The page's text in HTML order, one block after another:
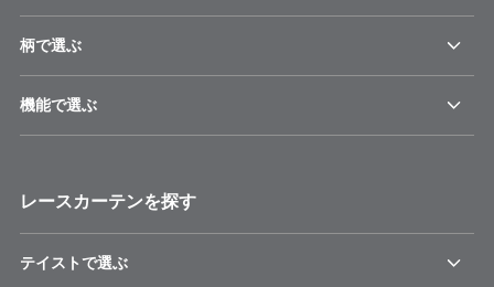
柄で選ぶ
機能で選ぶ
レースカーテンを探す
テイストで選ぶ